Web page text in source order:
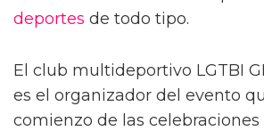
deportes de todo tipo.
El club multideportivo LGTBI
es el organizador del evento
comienzo de las